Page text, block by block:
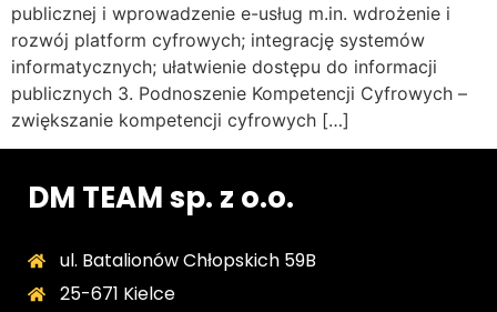
publicznej i wprowadzenie e-usług m.in. wdrożenie i
rozwój platform cyfrowych; integrację systemów
informatycznych; ułatwienie dostępu do informacji
publicznych 3. Podnoszenie Kompetencji Cyfrowych –
zwiększanie kompetencji cyfrowych […]
DM TEAM sp. z o.o.
ul. Batalionów Chłopskich 59B
25-671 Kielce